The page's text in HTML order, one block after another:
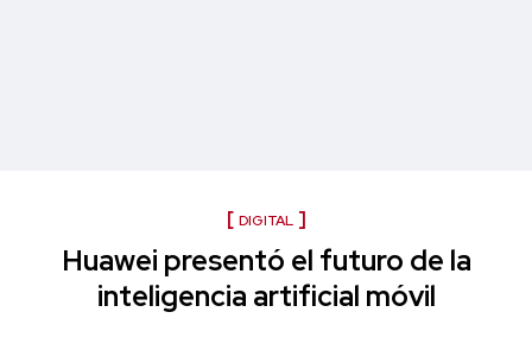
DIGITAL
Huawei presentó el futuro de la
inteligencia artificial móvil